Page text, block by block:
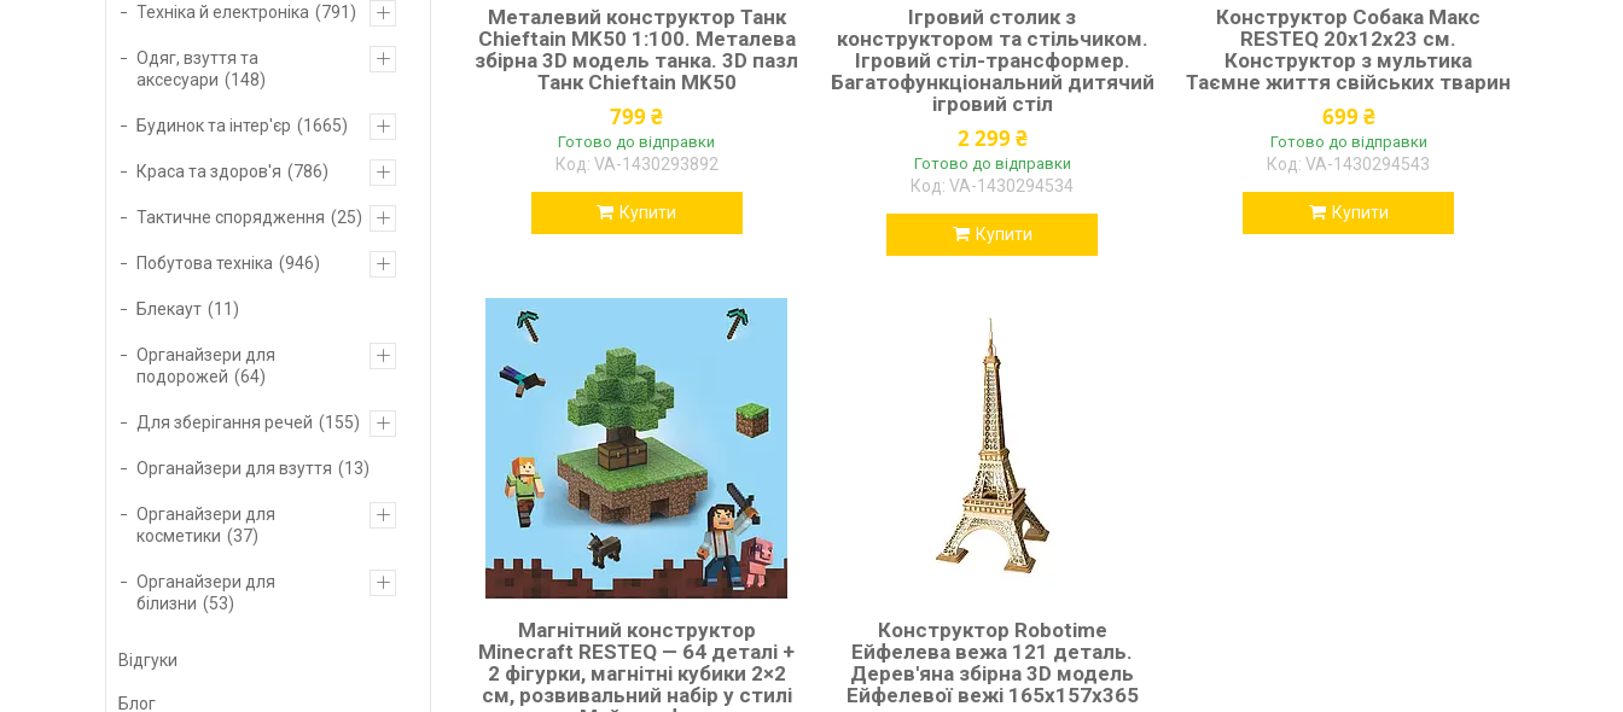
Металевий конструктор Танк
Chieftain MK50 1:100. Металева
збірна 3D модель танка. 3D пазл
Танк Chieftain MK50
799 ₴
Готово до відправки
VA-1430293892
Купити
Ігровий столик з
конструктором та стільчиком.
Ігровий стіл-трансформер.
Багатофункціональний дитячий
ігровий стіл
2 299 ₴
Готово до відправки
VA-1430294534
Купити
Конструктор Собака Макс
RESTEQ 20х12х23 см.
Конструктор з мультика
Таємне життя свійських тварин
699 ₴
Готово до відправки
VA-1430294543
Купити
Магнітний конструктор
Minecraft RESTEQ — 64 деталі +
2 фігурки, магнітні кубики 2×2
см, розвивальний набір у стилі
Конструктор Robotime
Ейфелева вежа 121 деталь.
Дерев'яна збірна 3D модель
Ейфелевої вежі 165х157х365
Техніка й електроніка 791
Одяг, взуття та
аксесуари
148
Будинок та інтер'єр 1665
Краса та здоров'я 786
Тактичне спорядження 25
Побутова техніка 946
Блекаут 11
Органайзери для
подорожей
64
Для зберігання речей 155
Органайзери для взуття 13
Органайзери для
косметики
37
Органайзери для
білизни
53
Відгуки
Блог